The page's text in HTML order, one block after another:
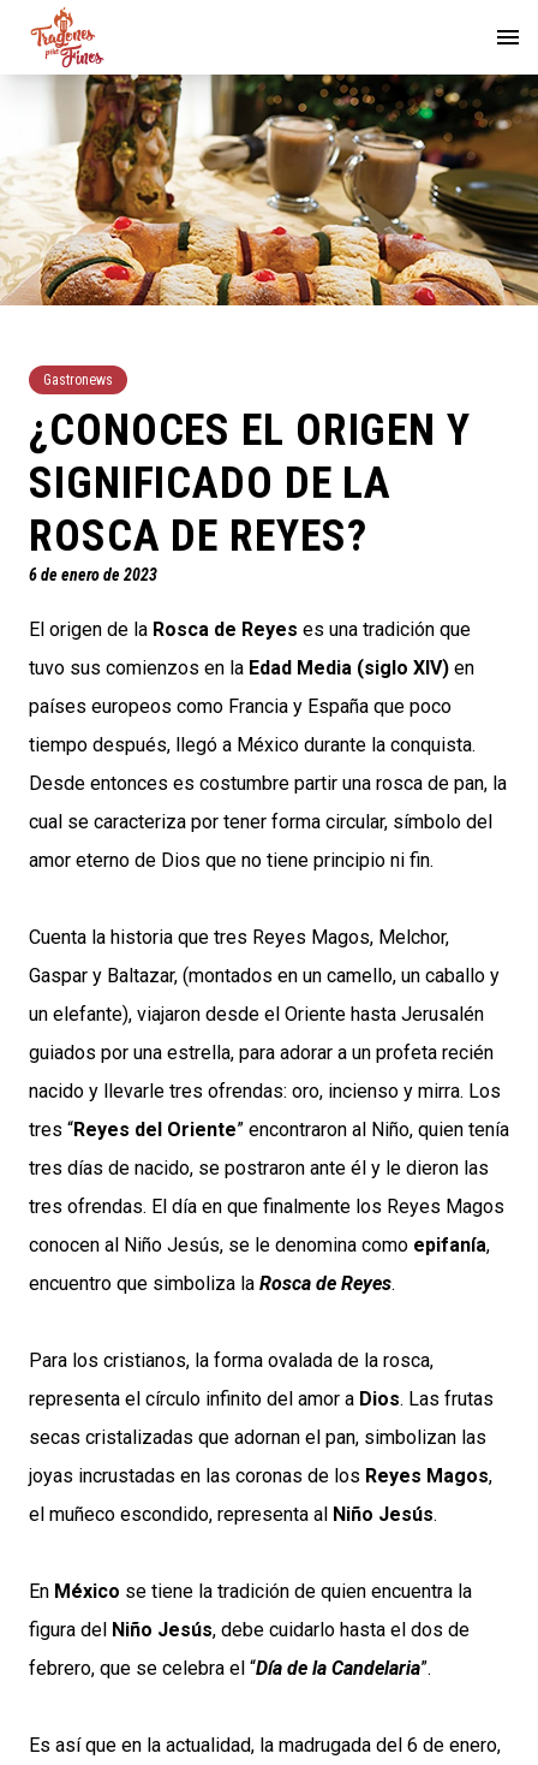
Gastronews
¿CONOCES EL ORIGEN Y
SIGNIFICADO DE LA
ROSCA DE REYES?
6 de enero de 2023
El origen de la Rosca de Reyes es una tradición que
tuvo sus comienzos en la Edad Media (siglo XIV) en
países europeos como Francia y España que poco
tiempo después, llegó a México durante la conquista.
Desde entonces es costumbre partir una rosca de pan, la
cual se caracteriza por tener forma circular, símbolo del
amor eterno de Dios que no tiene principio ni fin.
Cuenta la historia que tres Reyes Magos, Melchor,
Gaspar y Baltazar, (montados en un camello, un caballo y
un elefante), viajaron desde el Oriente hasta Jerusalén
guiados por una estrella, para adorar a un profeta recién
nacido y llevarle tres ofrendas: oro, incienso y mirra. Los
tres “Reyes del Oriente” encontraron al Niño, quien tenía
tres días de nacido, se postraron ante él y le dieron las
tres ofrendas. El día en que finalmente los Reyes Magos
conocen al Niño Jesús, se le denomina como epifanía,
encuentro que simboliza la Rosca de Reyes.
Para los cristianos, la forma ovalada de la rosca,
representa el círculo infinito del amor a Dios. Las frutas
secas cristalizadas que adornan el pan, simbolizan las
joyas incrustadas en las coronas de los Reyes Magos,
el muñeco escondido, representa al Niño Jesús.
En México se tiene la tradición de quien encuentra la
figura del Niño Jesús, debe cuidarlo hasta el dos de
febrero, que se celebra el “Día de la Candelaria”.
Es así que en la actualidad, la madrugada del 6 de enero,